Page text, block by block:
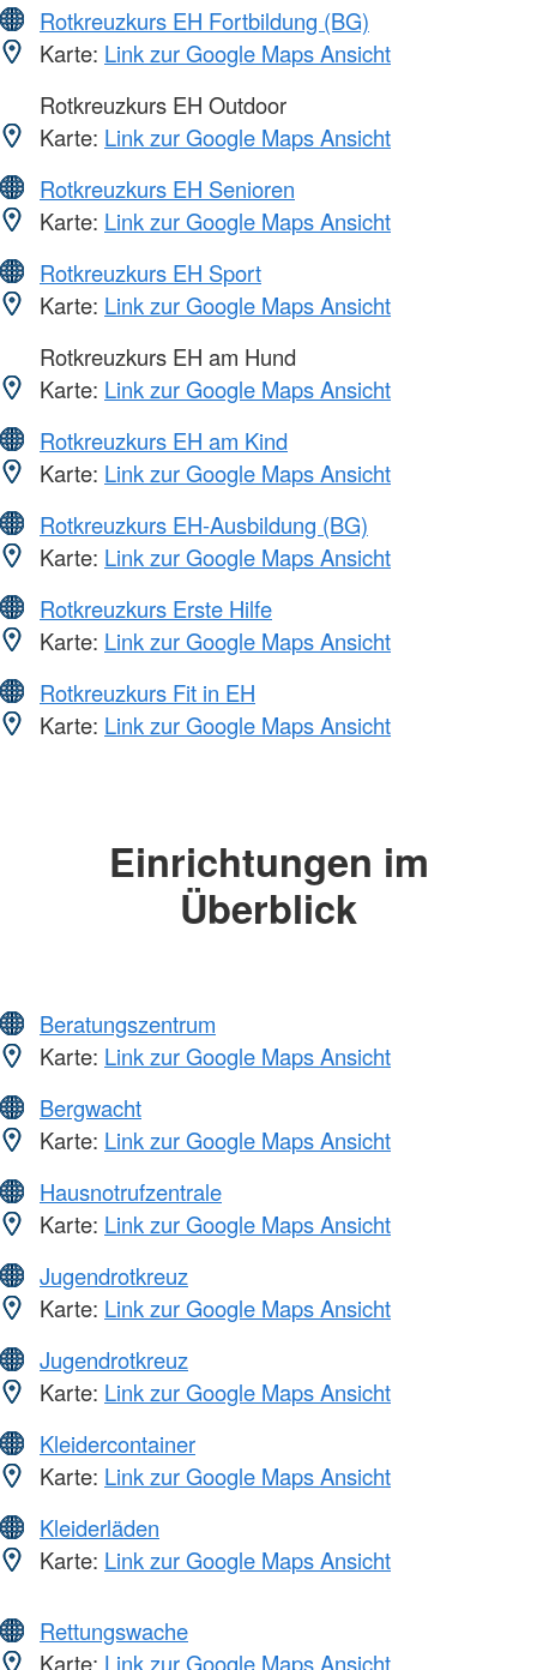
Rotkreuzkurs EH Fortbildung (BG)
Karte: Link zur Google Maps Ansicht
Rotkreuzkurs EH Outdoor
Karte: Link zur Google Maps Ansicht
Rotkreuzkurs EH Senioren
Karte: Link zur Google Maps Ansicht
Rotkreuzkurs EH Sport
Karte: Link zur Google Maps Ansicht
Rotkreuzkurs EH am Hund
Karte: Link zur Google Maps Ansicht
Rotkreuzkurs EH am Kind
Karte: Link zur Google Maps Ansicht
Rotkreuzkurs EH-Ausbildung (BG)
Karte: Link zur Google Maps Ansicht
Rotkreuzkurs Erste Hilfe
Karte: Link zur Google Maps Ansicht
Rotkreuzkurs Fit in EH
Karte: Link zur Google Maps Ansicht
Einrichtungen im
Überblick
Beratungszentrum
Karte: Link zur Google Maps Ansicht
Bergwacht
Karte: Link zur Google Maps Ansicht
Hausnotrufzentrale
Karte: Link zur Google Maps Ansicht
Jugendrotkreuz
Karte: Link zur Google Maps Ansicht
Jugendrotkreuz
Karte: Link zur Google Maps Ansicht
Kleidercontainer
Karte: Link zur Google Maps Ansicht
Kleiderläden
Karte: Link zur Google Maps Ansicht
Rettungswache
Karte: Link zur Google Maps Ansicht